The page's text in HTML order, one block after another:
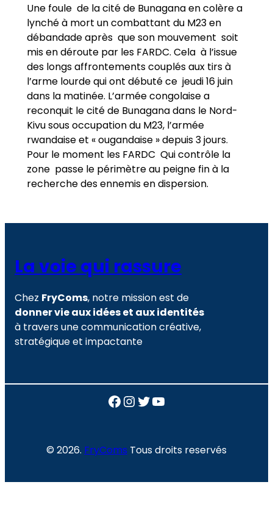
Une foule de la cité de Bunagana en colère a
lynché à mort un combattant du M23 en
débandade après que son mouvement soit
mis en déroute par les FARDC. Cela à l’issue
des longs affrontements couplés aux tirs à
l’arme lourde qui ont débuté ce jeudi 16 juin
dans la matinée. L’armée congolaise a
reconquit le cité de Bunagana dans le Nord-
Kivu sous occupation du M23, l’armée
rwandaise et « ougandaise » depuis 3 jours.
Pour le moment les FARDC Qui contrôle la
zone passe le périmètre au peigne fin à la
recherche des ennemis en dispersion.
La voie qui rassure
Chez FryComs, notre mission est de
donner vie aux idées et aux identités
à travers une communication créative,
stratégique et impactante
Facebook
Instagram
Twitter
YouTube
© 2026. FryComs Tous droits reservés